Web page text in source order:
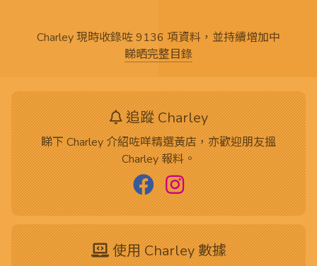
Charley 現時收錄咗 9136 項資料，並持續增加中
睇晒完整目錄
追蹤 Charley
睇下 Charley 介紹咗咩精選黃店，亦歡迎朋友搵
Charley 報料。
使用 Charley 數據